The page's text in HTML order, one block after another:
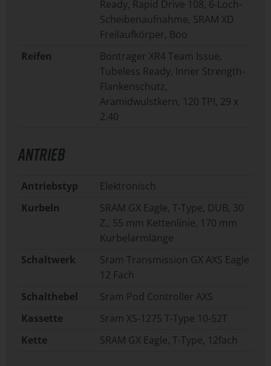
Ready, Rapid Drive 108, 6-Loch-
Scheibenaufnahme, SRAM XD
Freilaufkörper, Boo
Reifen
Bontrager XR4 Team Issue,
Tubeless Ready, Inner Strength-
Flankenschutz,
Aramidwulstkern, 120 TPI, 29 x
2.40
ANTRIEB
Antriebstyp
Elektronisch
Kurbeln
SRAM GX Eagle, T-Type, DUB, 30
Z., 55 mm Kettenlinie, 170 mm
Kurbelarmlänge
Schaltwerk
Sram Transmission GX AXS Eagle
12 Fach
Schalthebel
Sram Pod Controller AXS
Kassette
Sram XS-1275 T-Type 10-52T
Kette
SRAM GX Eagle, T-Type, 12fach